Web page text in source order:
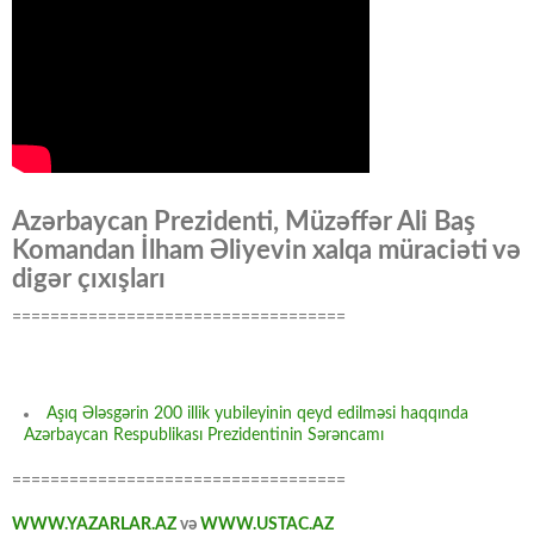
Azərbaycan Prezidenti, Müzəffər Ali Baş
Komandan İlham Əliyevin xalqa müraciəti və
digər çıxışları
===================================
Aşıq Ələsgərin 200 illik yubileyinin qeyd edilməsi haqqında
Azərbaycan Respublikası Prezidentinin Sərəncamı
===================================
WWW.YAZARLAR.AZ və WWW.USTAC.AZ